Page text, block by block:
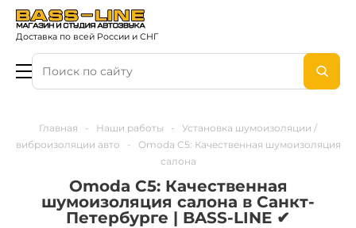
Доставка по всей России и СНГ
Главная - Наши работы -
Установка шумоизоляции /
виброизоляции авто
-
Omoda C5: Качественная шумоизоляция
салона
Omoda C5: Качественная
шумоизоляция салона в Санкт-
Петербурге | BASS-LINE ✔